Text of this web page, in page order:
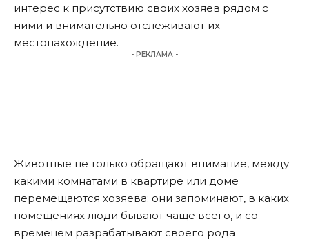
интерес к присутствию своих хозяев рядом с
ними и внимательно отслеживают их
местонахождение.
- РЕКЛАМА -
Животные не только обращают внимание, между
какими комнатами в квартире или доме
перемещаются хозяева: они запоминают, в каких
помещениях люди бывают чаще всего, и со
временем разрабатывают своего рода